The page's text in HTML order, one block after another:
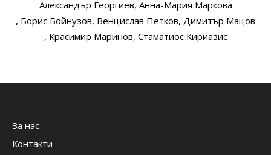
Александър Георгиев, Анна-Мария Маркова
, Борис Бойнузов, Венцислав Петков, Димитър Мацов
, Красимир Маринов, Стаматиос Кириазис
За нас
Контакти